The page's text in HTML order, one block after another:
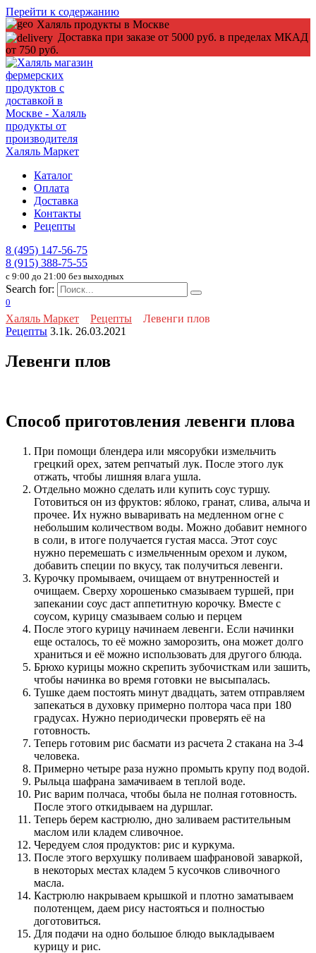
Перейти к содержанию
Халяль продукты в Москве
Доставка при заказе от 5000 руб. в пределах МКАД
от 750 руб.
Каталог
Оплата
Доставка
Контакты
Рецепты
8 (495) 147-56-75
8 (915) 388-75-55
c 9:00 до 21:00 без выходных
Search for:
0
Халяль Маркет Рецепты
Левенги плов
Рецепты 3.1k. 26.03.2021
Левенги плов
Способ приготовления левенги плова
При помощи блендера или мясорубки измельчить
грецкий орех, затем репчатый лук. После этого лук
отжать, чтобы лишняя влага ушла.
Отдельно можно сделать или купить соус туршу.
Готовиться он из фруктов: яблоко, гранат, слива, алыча и
прочее. Их нужно вываривать на медленном огне с
небольшим количеством воды. Можно добавит немного
в соли, в итоге получается густая масса. Этот соус
нужно перемешать с измельченным орехом и луком,
добавить специи по вкусу, так получиться левенги.
Курочку промываем, очищаем от внутренностей и
очищаем. Сверху хорошенько смазываем туршей, при
запекании соус даст аппетитную корочку. Вместе с
соусом, курицу смазываем солью и перцем
После этого курицу начинаем левенги. Если начинки
еще осталось, то её можно заморозить, она может долго
храниться и её можно использовать для другого блюда.
Брюхо курицы можно скрепить зубочисткам или зашить,
чтобы начинка во время готовки не высыпалась.
Тушке даем постоять минут двадцать, затем отправляем
запекаться в духовку примерно полтора часа при 180
градусах. Нужно периодически проверять её на
готовность.
Теперь готовим рис басмати из расчета 2 стакана на 3-4
человека.
Примерно четыре раза нужно промыть крупу под водой.
Рыльца шафрана замачиваем в теплой воде.
Рис варим полчаса, чтобы была не полная готовность.
После этого откидываем на дуршлаг.
Теперь берем кастрюлю, дно заливаем растительным
маслом или кладем сливочное.
Чередуем слоя продуктов: рис и куркума.
После этого верхушку поливаем шафрановой заваркой,
в некоторых местах кладем 5 кусочков сливочного
масла.
Кастрюлю накрываем крышкой и плотно заматываем
полотенцем, даем рису настояться и полностью
доготовиться.
Для подачи на одно большое блюдо выкладываем
курицу и рис.